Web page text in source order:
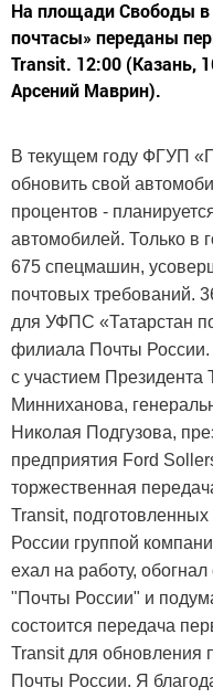
На площади Свободы в
почтасы» переданы
Transit. 12:00 (Казань,
Арсений Маврин).
В текущем году ФГУП
обновить свой
процентов -
автомобилей. Только в
675 спецмашин,
почтовых требований.
для УФПС «Татарстан
филиала Почты
с участием Президента
Минниханова,
Николая Подгузова,
предприятия Ford
торжественная
Transit,
России группой
ехал на работу,
"Почты России" и
состоится передача
Transit для обновления
Почты России. Я